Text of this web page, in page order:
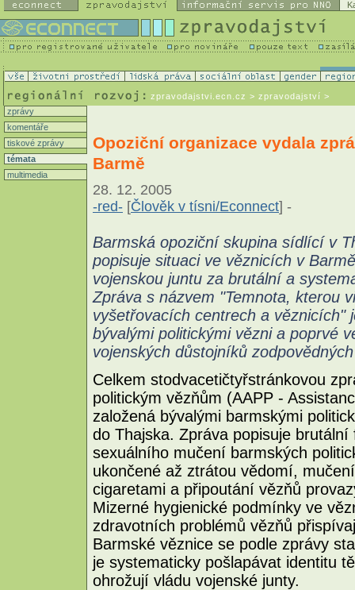
zpravodajstvi.ecn.cz > zpravodajství >
zprávy
komentáře
tiskové zprávy
témata
multimedia
Opoziční organizace vydala
Barmě
28. 12. 2005
-red- [Člověk v tísni/Econnect] -
Barmská opoziční skupina sídlící v
popisuje situaci ve věznicích v
vojenskou juntu za brutální a
Zpráva s názvem "Temnota, kterou
vyšetřovacích centrech a věznicích"
bývalými politickými vězni a poprvé
vojenských důstojníků
Celkem stodvacetičtyřstránkovou
politickým vězňům (AAPP -
založená bývalými barmskými
do Thajska. Zpráva popisuje
sexuálního mučení barmských
ukončené až ztrátou vědomí,
cigaretami a připoutání vězňů
Mizerné hygienické podmínky ve
zdravotních problémů vězňů
Barmské věznice se podle zprávy
je systematicky pošlapávat identitu
ohrožují vládu vojenské junty.